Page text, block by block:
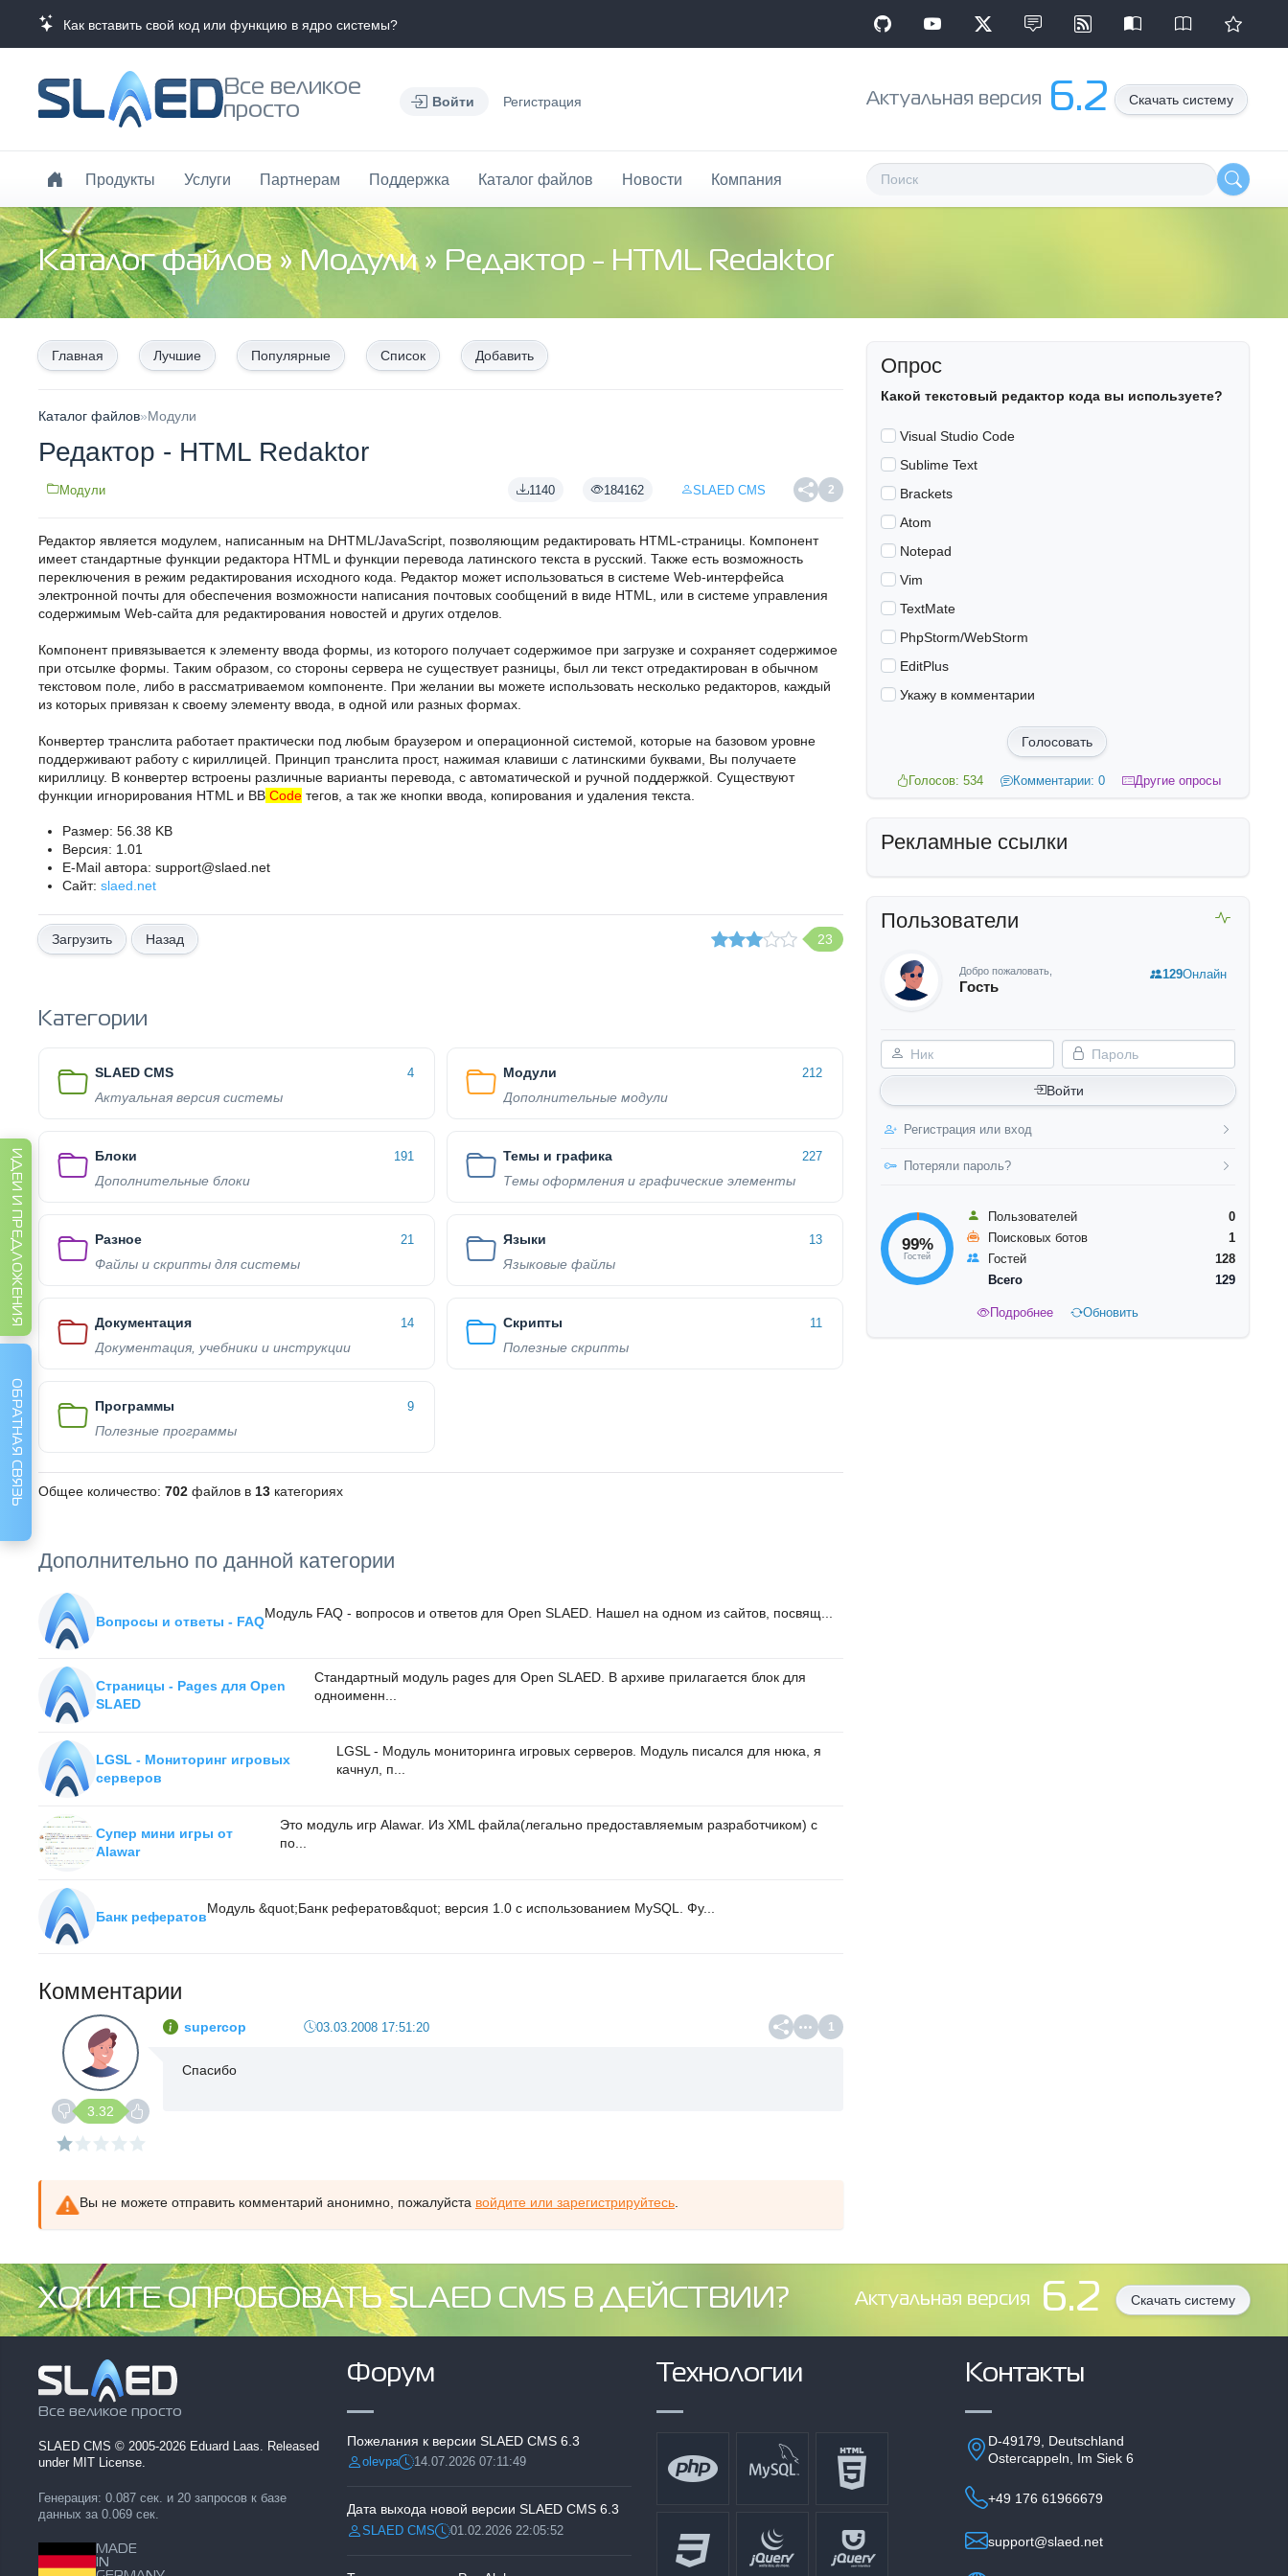
Как вставить свой код или функцию в ядро системы?
Все великое
просто
Войти Регистрация Aктуальная версия 6.2 Скачать систему
Продукты Услуги Партнерам Поддержка Каталог файлов Новости Компания
Каталог файлов» Модули» Редактор - HTML Redaktor
Главная Лучшие Популярные Список Добавить
Каталог файлов»Модули
Редактор - HTML Redaktor
1140 184162 SLAED CMS 2
Модули
Редактор является модулем, написанным на DHTML/JavaScript, позволяющим редактировать HTML-страницы. Компонент
имеет стандартные функции редактора HTML и функции перевода латинского текста в русский. Также есть возможность
переключения в режим редактирования исходного кода. Редактор может использоваться в системе Web-интерфейса
электронной почты для обеспечения возможности написания почтовых сообщений в виде HTML, или в системе управления
содержимым Web-сайта для редактирования новостей и других отделов.
Компонент привязывается к элементу ввода формы, из которого получает содержимое при загрузке и сохраняет содержимое
при отсылке формы. Таким образом, со стороны сервера не существует разницы, был ли текст отредактирован в обычном
текстовом поле, либо в рассматриваемом компоненте. При желании вы можете использовать несколько редакторов, каждый
из которых привязан к своему элементу ввода, в одной или разных формах.
Конвертер транслита работает практически под любым браузером и операционной системой, которые на базовом уровне
поддерживают работу с кириллицей. Принцип транслита прост, нажимая клавиши с латинскими буквами, Вы получаете
кириллицу. В конвертер встроены различные варианты перевода, с автоматической и ручной поддержкой. Существуют
функции игнорирования HTML и BB Code тегов, а так же кнопки ввода, копирования и удаления текста.
Размер: 56.38 KB
Версия: 1.01
E-Mail автора: support@slaed.net
Сайт: slaed.net
23
Назад
Категории
SLAED CMS 4
Актуальная версия системы
Модули 212
Дополнительные модули
Блоки 191
Дополнительные блоки
Темы и графика 227
Темы оформления и графические элементы
Разное 21
Файлы и скрипты для системы
Языки 13
Языковые файлы
Документация 14
Документация, учебники и инструкции
Скрипты 11
Полезные скрипты
Программы 9
Полезные программы
Общее количество: 702 файлов в 13 категориях
Дополнительно по данной категории
Вопросы и ответы - FAQ
Модуль FAQ - вопросов и ответов для Open SLAED. Нашел на одном из сайтов, посвящ...
Страницы - Pages для Open
SLAED
Стандартный модуль pages для Open SLAED. В архиве прилагается блок для
одноименн...
LGSL - Мониторинг игровых
серверов
LGSL - Модуль мониторинга игровых серверов. Модуль писался для нюка, я
качнул, п...
Супер мини игры от
Alawar
Это модуль игр Alawar. Из XML файла(легально предоставляемым разработчиком) с
по...
Банк рефератов
Модуль &quot;Банк рефератов&quot; версия 1.0 с использованием MySQL. Фу...
Комментарии
3.32
supercop 03.03.2008 17:51:20 1
Спасибо
Вы не можете отправить комментарий анонимно, пожалуйста войдите или зарегистрируйтесь
Опрос
Какой текстовый редактор кода вы используете?
Visual Studio Code
Sublime Text
Brackets
Atom
Notepad
Vim
TextMate
PhpStorm/WebStorm
EditPlus
Укажу в комментарии
Голосовать
Голосов: 534 Комментарии: 0 Другие опросы
Рекламные ссылки
Пользователи
Добро пожаловать,
Гость
Ник Пароль
Войти
Регистрация или вход
Потеряли пароль?
129Онлайн
99%
Гостей
Пользователей
0
Поисковых ботов
1
Гостей
128
Всего
129
Подробнее Обновить
ХОТИТЕ ОПРОБОВАТЬ SLAED CMS В ДЕЙСТВИИ? Aктуальная версия 6.2 Скачать систему
Все великое просто
SLAED CMS © 2005-2026 Eduard Laas. Released
under MIT License.
Генерация: 0.087 сек. и 20 запросов к базе
данных за 0.069 сек.
MADE
IN
Форум
Пожелания к версии SLAED CMS 6.3
Разместил:
olevpaДата:14.07.2026 07:11:49
Дата выхода новой версии SLAED CMS 6.3
Разместил:
SLAED CMSДата:01.02.2026 22:05:52
Технологии Контакты
D-49179, Deutschland
Ostercappeln, Im Siek 6
+49 176 61966679
support@slaed.net
ИДЕИ И ПРЕДЛОЖЕНИЯ
ОБРАТНАЯ СВЯЗЬ